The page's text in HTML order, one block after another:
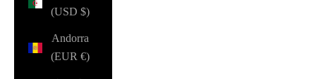
(USD $)
Andorra
(EUR €)